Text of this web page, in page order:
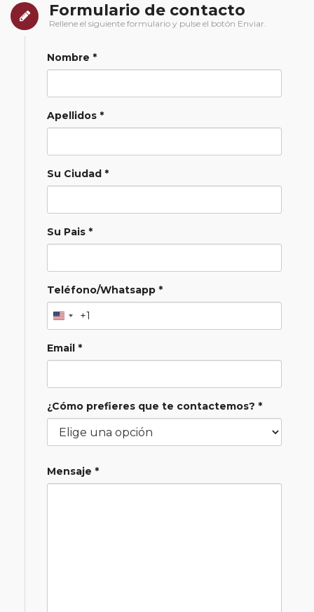
Formulario de contacto
Rellene el siguiente formulario y pulse el botón Enviar.
Nombre *
Apellidos *
Su Ciudad *
Su Pais *
Teléfono/Whatsapp *
+1
Email *
¿Cómo prefieres que te contactemos? *
Mensaje *